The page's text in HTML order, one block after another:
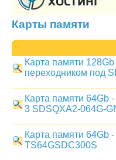
Карты памяти
Карта памяти
переходником под
Карта памяти 64Gb
3 SDSQXA2-064G-
Карта памяти 64Gb
TS64GSDC300S